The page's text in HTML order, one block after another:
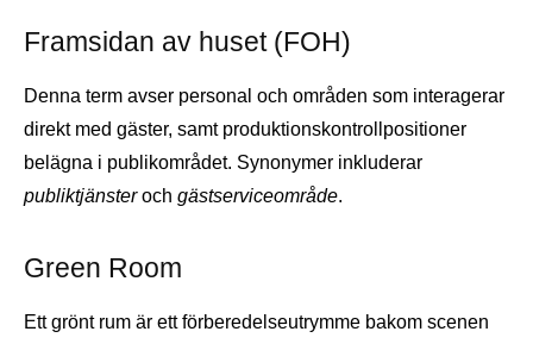
Framsidan av huset (FOH)
Denna term avser personal och områden som interagerar
direkt med gäster, samt produktionskontrollpositioner
belägna i publikområdet. Synonymer inkluderar
publiktjänsteroch gästserviceområde.
Green Room
Ett grönt rum är ett förberedelseutrymme bakom scenen